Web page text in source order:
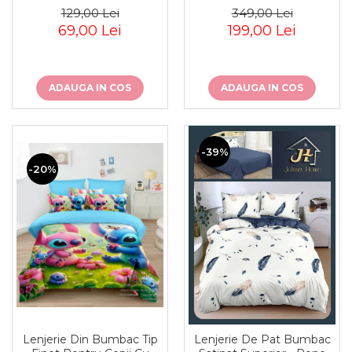
129,00 Lei
69,00 Lei
ADAUGA IN COS
349,00 Lei
199,00 Lei
ADAUGA IN COS
-20%
Lenjerie Din Bumbac Tip
-39%
Lenjerie De Pat Bumbac